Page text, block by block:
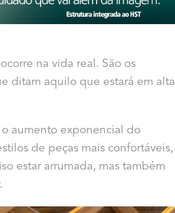
na vida real. São os
ditam aquilo que estará em alta
aumento exponencial do
de peças mais confortáveis,
estar arrumada, mas também